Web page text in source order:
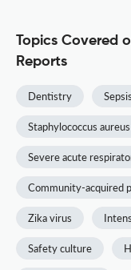
Topics Covered
Reports
Dentistry Sepsis
Staphylococcus aureus
Severe acute
Community-acquired
Zika virus
Safety culture